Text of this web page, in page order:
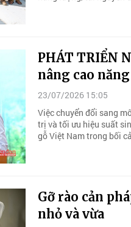
PHÁT TRIỂN
nâng cao
23/07/2026 15:05
Việc chuyển đổi sang
trị và tối ưu hiệu suất
gỗ Việt Nam trong bối
Gỡ rào cản
nhỏ và vừa